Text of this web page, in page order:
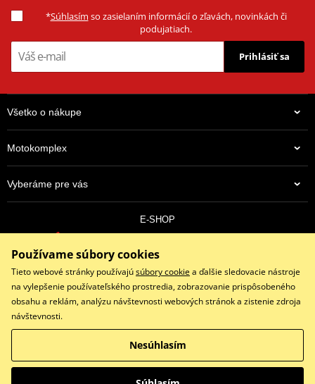
*Súhlasím so zasielaním informácií o zľavách, novinkách či
podujatiach.
Prihlásiť sa
Všetko o nákupe
Motokomplex
Vyberáme pre vás
E-SHOP
objednavky@eshopmotokomplex.sk
Po - Pia: 8:30-17:00 | Nedeľa: ZATVORENÉ
Facebook
Copyright © 2026 www.eshopmotokomplex.sk
Všetky práva vyhradené
Používame súbory cookies
Tieto webové stránky používajúsúbory cookiea ďalšie sledovacie nástroje
na vylepšenie používateľského prostredia, zobrazovanie prispôsobeného
obsahu a reklám, analýzu návštevnosti webových stránok a zistenie zdroja
návštevnosti.
Nesúhlasím